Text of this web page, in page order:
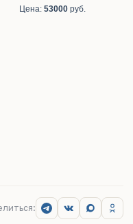
Цена: 53000 руб.